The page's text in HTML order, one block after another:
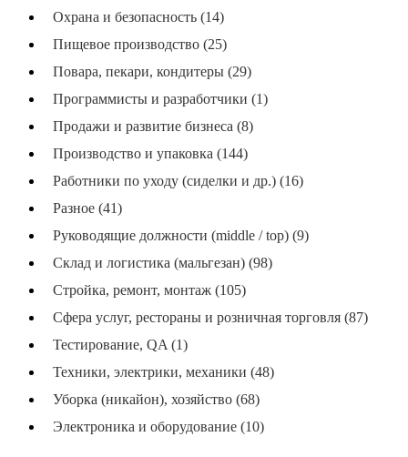
Охрана и безопасность (14)
Пищевое производство (25)
Повара, пекари, кондитеры (29)
Программисты и разработчики (1)
Продажи и развитие бизнеса (8)
Производство и упаковка (144)
Работники по уходу (сиделки и др.) (16)
Разное (41)
Руководящие должности (middle / top) (9)
Склад и логистика (мальгезан) (98)
Стройка, ремонт, монтаж (105)
Сфера услуг, рестораны и розничная торговля (87)
Тестирование, QA (1)
Техники, электрики, механики (48)
Уборка (никайон), хозяйство (68)
Электроника и оборудование (10)